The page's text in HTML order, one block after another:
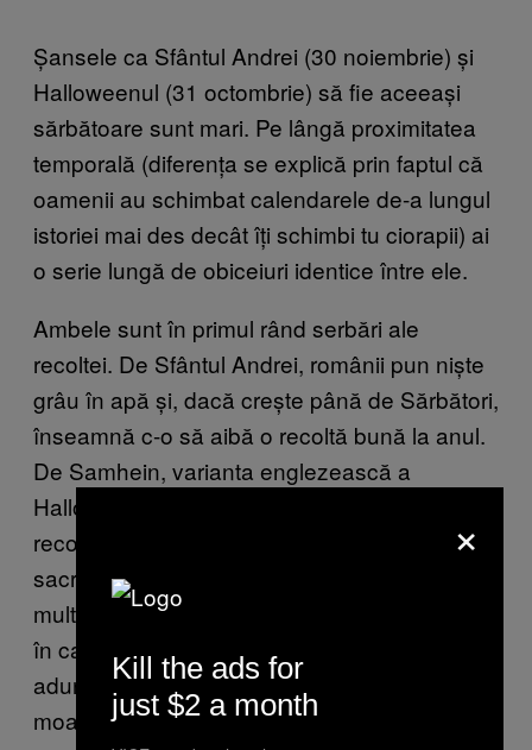
Șansele ca Sfântul Andrei (30 noiembrie) și
Halloweenul (31 octombrie) să fie aceeași
sărbătoare sunt mari. Pe lângă proximitatea
temporală (diferența se explică prin faptul că
oamenii au schimbat calendarele de-a lungul
istoriei mai des decât îți schimbi tu ciorapii) ai
o serie lungă de obiceiuri identice între ele.
Ambele sunt în primul rând serbări ale
recoltei. De Sfântul Andrei, românii pun niște
grâu în apă și, dacă crește până de Sărbători,
înseamnă c-o să aibă o recoltă bună la anul.
De Samhein, varianta englezească a
Halloween-ului, totul este un festival al
recoltei, care ține trei zile, se fac focuri și se
sacrifică animale, ca la un Ignat prematur. În
multe culturi sărbătoarea asta reprezintă ziua
în care oamenii se bucură de faptul c-au
adunat multă mâncare toamna și că n-o să
moară de foame în lunile reci de iarnă când
×
Kill the ads for
just $2 a month